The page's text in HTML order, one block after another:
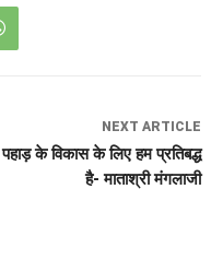
NEXT ARTICLE
पहाड़ के विकास के लिए हम प्रतिबद्ध
है- माताश्री मंगलाजी